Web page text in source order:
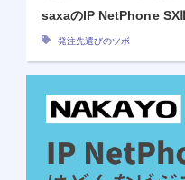
saxaのIP NetPhone
発注先選びのツボ